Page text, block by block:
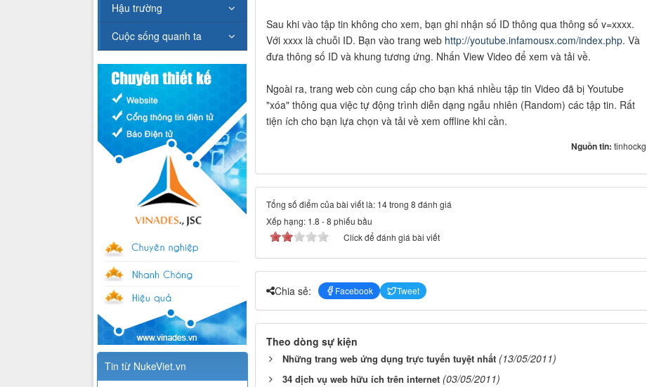
Sau khi vào tập tin không cho xem, bạn ghi nhận số ID thông qua thông số v=xxxx.
Với xxxx là chuỗi ID. Bạn vào trang web http://youtube.infamousx.com/index.php. Và
đưa thông số ID và khung tương ứng. Nhấn View Video để xem và tải về.
Ngoài ra, trang web còn cung cấp cho bạn khá nhiều tập tin Video đã bị Youtube
"xóa" thông qua việc tự động trình diễn dạng ngẫu nhiên (Random) các tập tin. Rất
tiện ích cho bạn lựa chọn và tải về xem offline khi cần.
Nguồn tin:tinhockg
Tổng số điểm của bài viết là: 14 trong 8 đánh giá
Xếp hạng: 1.8 -8 phiếu bầu
Click để đánh giá bài viết
Chia sẻ: Facebook Tweet
Theo dòng sự kiện
Những trang web ứng dụng trực tuyến tuyệt nhất (13/05/2011)
34 dịch vụ web hữu ích trên internet (03/05/2011)
Hậu trường
Cuộc sống quanh ta
Tin từ NukeViet.vn